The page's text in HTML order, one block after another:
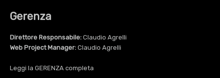
Gerenza
Direttore Responsabile: Claudio Agrelli
Web Project Manager: Claudio Agrelli
Leggi la GERENZA completa